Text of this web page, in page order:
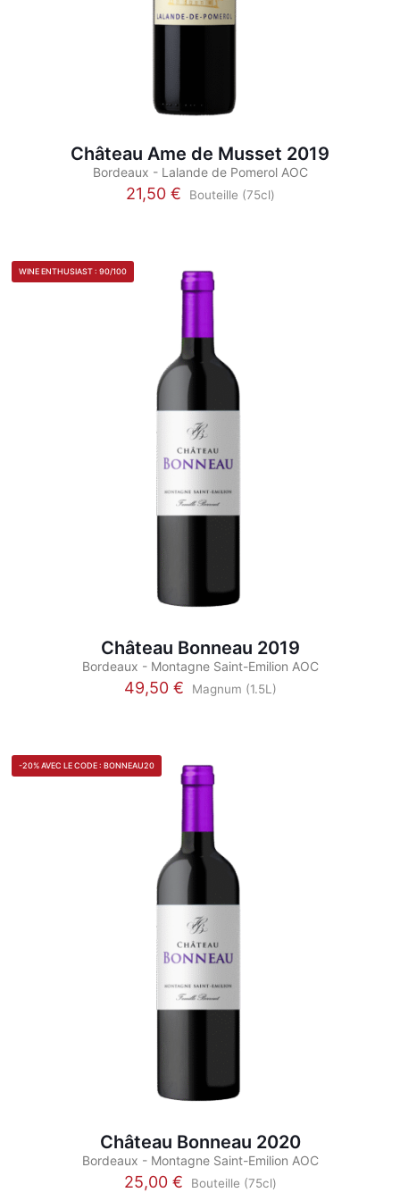
Château Ame de Musset 2019
Bordeaux - Lalande de Pomerol AOC
21,50 €
Bouteille (75cl)
plusieurs
variations.
Les
options
peuvent
être
choisies
page
du
produit
WINE ENTHUSIAST : 90/100
Château Bonneau 2019
Bordeaux - Montagne Saint-Emilion AOC
49,50 €
Magnum (1.5L)
plusieurs
variations.
Les
options
peuvent
être
choisies
page
du
produit
-20% AVEC LE CODE : BONNEAU20
Château Bonneau 2020
Bordeaux - Montagne Saint-Emilion AOC
25,00 €
Bouteille (75cl)